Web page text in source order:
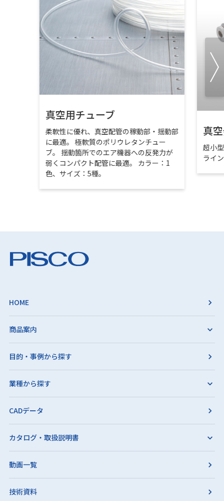
真空用チューブ
柔軟性に優れ、真空配管の稼動部・揺動部
に最適。 極軟質のポリウレタンチュー
ブ。 揺動箇所でのエア機器への反発力が
弱くコンパクト配管に最適。 カラー：1
色、サイズ：5種。
真
超小
ライ
HOME
商品案内
目的・事例から探す
業種から探す
CADデータ
カタログ・取扱説明書
動画一覧
技術資料